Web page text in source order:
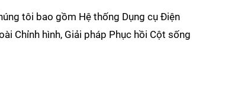
tôi bao gồm Hệ thống Dụng cụ Điện
Chỉnh hình, Giải pháp Phục hồi Cột sống